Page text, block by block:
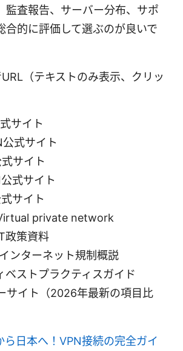
監査報告、サーバー分布、サポ
合的に評価して選ぶのが良いで
（テキストのみ表示、クリッ
サイト
式サイト
サイト
式サイト
サイト
private network
政策資料
インターネット規制概説
ベストプラクティスガイド
サイト（2026年最新の項目比
ら日本へ！VPN接続の完全ガイ